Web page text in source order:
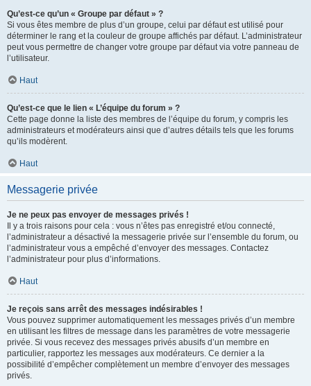
Qu’est-ce qu’un « Groupe par défaut » ?
Si vous êtes membre de plus d’un groupe, celui par défaut est utilisé pour
déterminer le rang et la couleur de groupe affichés par défaut. L’administrateur
peut vous permettre de changer votre groupe par défaut via votre panneau de
l’utilisateur.
Haut
Qu’est-ce que le lien « L’équipe du forum » ?
Cette page donne la liste des membres de l’équipe du forum, y compris les
administrateurs et modérateurs ainsi que d’autres détails tels que les forums
qu’ils modèrent.
Haut
Messagerie privée
Je ne peux pas envoyer de messages privés !
Il y a trois raisons pour cela : vous n’êtes pas enregistré et/ou connecté,
l’administrateur a désactivé la messagerie privée sur l’ensemble du forum, ou
l’administrateur vous a empêché d’envoyer des messages. Contactez
l’administrateur pour plus d’informations.
Haut
Je reçois sans arrêt des messages indésirables !
Vous pouvez supprimer automatiquement les messages privés d’un membre
en utilisant les filtres de message dans les paramètres de votre messagerie
privée. Si vous recevez des messages privés abusifs d’un membre en
particulier, rapportez les messages aux modérateurs. Ce dernier a la
possibilité d’empêcher complètement un membre d’envoyer des messages
privés.